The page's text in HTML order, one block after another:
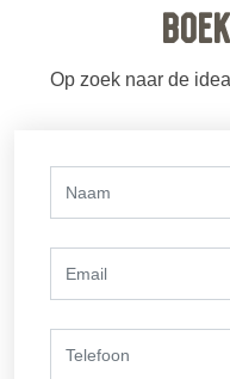
Op zoek naar de